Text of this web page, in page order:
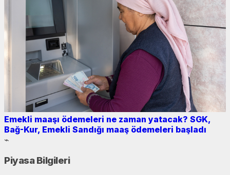
Emekli maaşı ödemeleri ne zaman yatacak? SGK,
Bağ-Kur, Emekli Sandığı maaş ödemeleri başladı
⌁
Piyasa Bilgileri